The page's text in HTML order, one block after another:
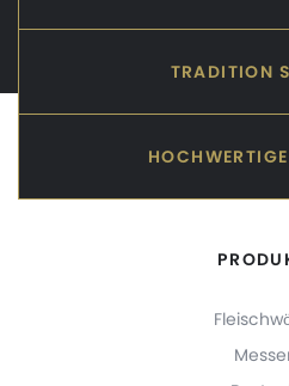
TRADITION